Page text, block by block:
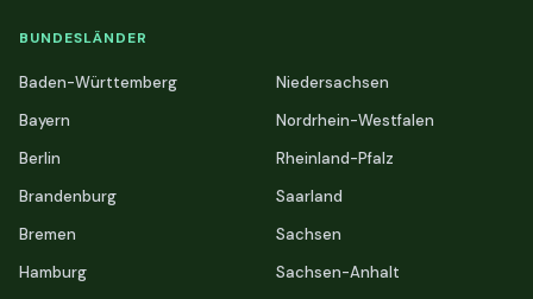
BUNDESLÄNDER
Baden-Württemberg
Bayern
Berlin
Brandenburg
Bremen
Hamburg
Niedersachsen
Nordrhein-Westfalen
Rheinland-Pfalz
Saarland
Sachsen
Sachsen-Anhalt